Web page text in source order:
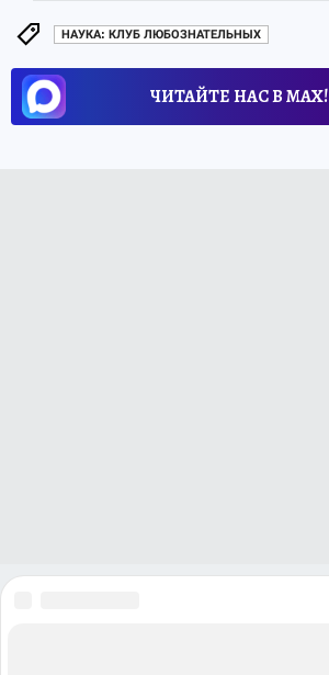
НАУКА: КЛУБ ЛЮБОЗНАТЕЛЬНЫХ
ЧИТАЙТЕ НАС В МАХ!